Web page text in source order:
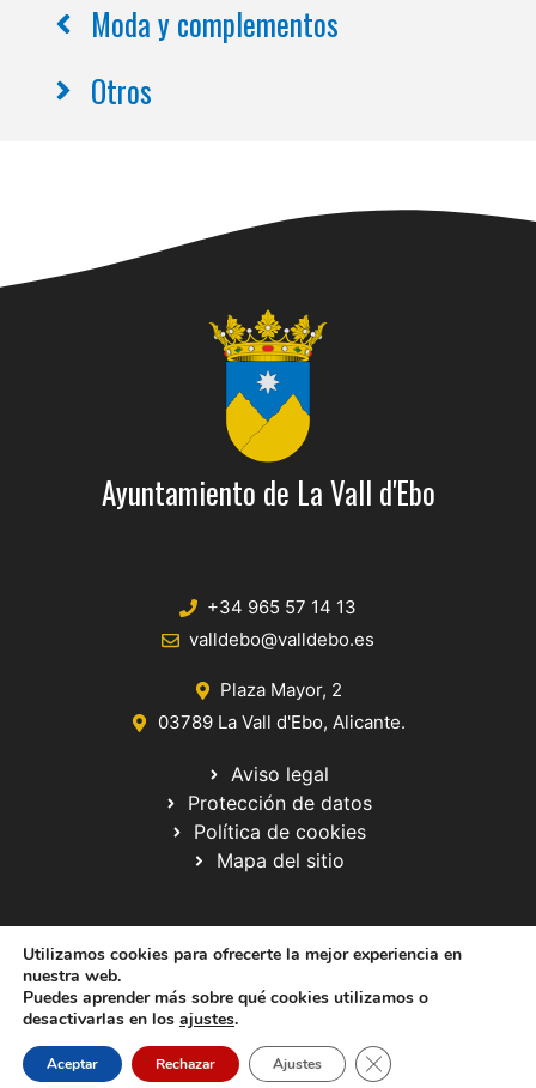
Moda y complementos
Otros
Ayuntamiento de La Vall d'Ebo
+34 965 57 14 13
valldebo@valldebo.es
Plaza Mayor, 2
03789 La Vall d'Ebo, Alicante.
Aviso legal
Protección de datos
Política de cookies
Mapa del sitio
© 2020 Web desarrollada por el Servicio de Informática de Diputación
de Alicante
Utilizamos cookies para ofrecerte la mejor experiencia en
nuestra web.
Puedes aprender más sobre qué cookies utilizamos o
desactivarlas en los ajustes.
Aceptar Rechazar Ajustes Cerrar el banner de